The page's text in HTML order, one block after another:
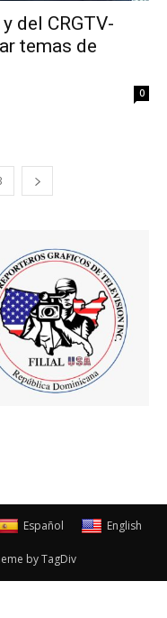
del CRGTV-
temas de
0
Español English
by TagDiv